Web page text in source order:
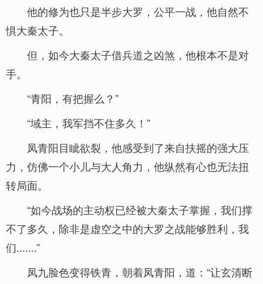
他的修为也只是半步大罗，公平一战，他自然不
惧大秦太子。
但，如今大秦太子借兵道之凶煞，他根本不是对
手。
“青阳，有把握么？”
“域主，我军挡不住多久！”
凤青阳目眦欲裂，他感受到了来自扶摇的强大压
力，仿佛一个小儿与大人角力，他纵然有心也无法扭
转局面。
“如今战场的主动权已经被大秦太子掌握，我们撑
不了多久，除非是虚空之中的大罗之战能够胜利，我
们.......”
凤九脸色变得铁青，朝着凤青阳，道：“让玄清断